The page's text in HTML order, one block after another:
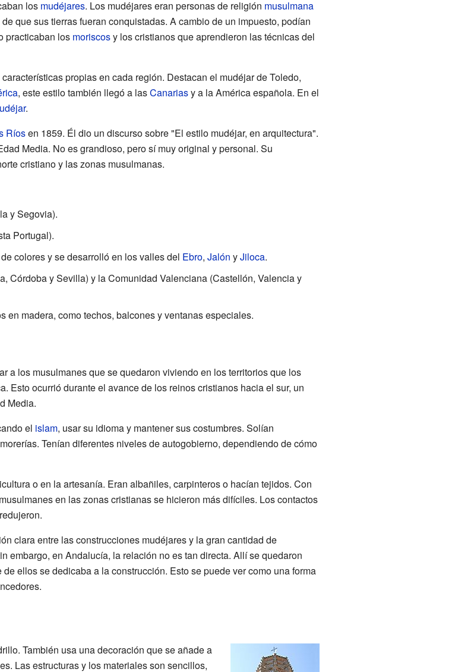
los mudéjares. Los mudéjares eran personas de religión musulmana
que sus tierras fueran conquistadas. A cambio de un impuesto, podían
practicaban los moriscosy los cristianos que aprendieron las técnicas del
propias en cada región. Destacan el mudéjar de Toledo,
, este estilo también llegó a lasCanariasy a la América española. En el
.
Ríosen 1859. Él dio un discurso sobre "El estilo mudéjar, en arquitectura".
Media. No es grandioso, pero sí muy original y personal. Su
cristiano y las zonas musulmanas.
y Segovia).
Portugal).
colores y se desarrolló en los valles del Ebro, Jalón yJiloca.
Córdoba y Sevilla) y la Comunidad Valenciana (Castellón, Valencia y
en madera, como techos, balcones y ventanas especiales.
a los musulmanes que se quedaron viviendo en los territorios que los
Esto ocurrió durante el avance de los reinos cristianos hacia el sur, un
Media.
el islam, usar su idioma y mantener sus costumbres. Solían
Tenían diferentes niveles de autogobierno, dependiendo de cómo
o en la artesanía. Eran albañiles, carpinteros o hacían tejidos. Con
en las zonas cristianas se hicieron más difíciles. Los contactos
clara entre las construcciones mudéjares y la gran cantidad de
embargo, en Andalucía, la relación no es tan directa. Allí se quedaron
ellos se dedicaba a la construcción. Esto se puede ver como una forma
También usa una decoración que se añade a
Las estructuras y los materiales son sencillos,